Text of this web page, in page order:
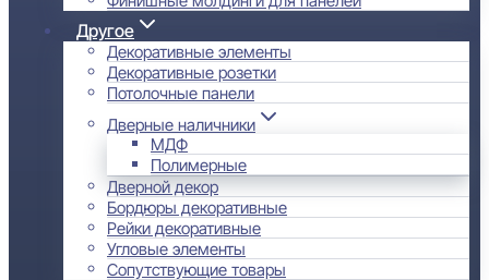
Другое
Декоративные элементы
Декоративные розетки
Потолочные панели
Дверные наличники
МДФ
Полимерные
Дверной декор
Бордюры декоративные
Рейки декоративные
Угловые элементы
Сопутствующие товары